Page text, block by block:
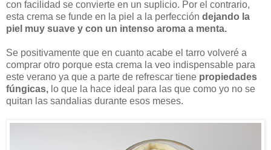
con facilidad se convierte en un suplicio. Por el contrario,
esta crema se funde en la piel a la perfección dejando la
piel muy suave y con un intenso aroma a menta.
Se positivamente que en cuanto acabe el tarro volveré a
comprar otro porque esta crema la veo indispensable para
este verano ya que a parte de refrescar tiene propiedades
fúngicas, lo que la hace ideal para las que como yo no se
quitan las sandalias durante esos meses.